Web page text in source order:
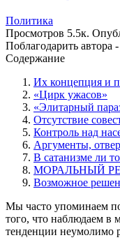
Политика
Просмотров 5.5к.
Поблагодарить автора -
Содержание
Их концепция и
«Цирк ужасов»
«Элитарный
Отсутствие
Контроль над
Аргументы,
В сатанизме ли
МОРАЛЬНЫЙ
Возможное
Мы часто упоминаем
того, что наблюдаем в
тенденции неумолимо